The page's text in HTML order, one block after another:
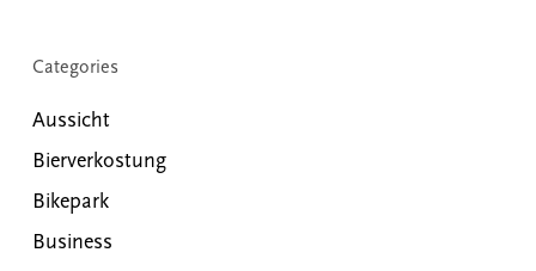
Categories
Aussicht
Bierverkostung
Bikepark
Business